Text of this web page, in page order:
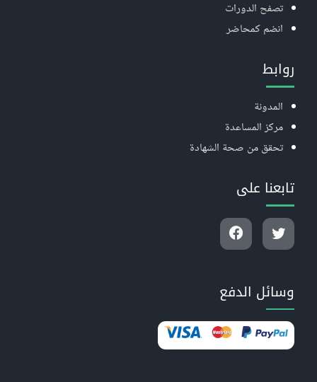
تصفح الدورات
انضم كمحاضر
روابط
المدونة
مركز المساعدة
تحقق من صحة الشهادة
تابعنا على
وسائل الدفع